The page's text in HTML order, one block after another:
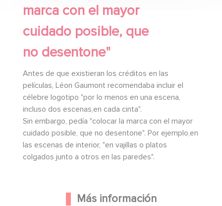
marca con el mayor
cuidado posible, que
no desentone"
Antes de que existieran los créditos en las
películas, Léon Gaumont recomendaba incluir el
célebre logotipo "por lo menos en una escena,
incluso dos escenas,en cada cinta".
Sin embargo, pedía "colocar la marca con el mayor
cuidado posible, que no desentone". Por ejemplo,en
las escenas de interior, "en vajillas o platos
colgados junto a otros en las paredes".
Más información